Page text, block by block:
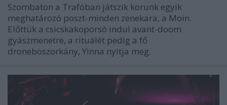
Szombaton a Trafóban játszik korunk egyik
meghatározó poszt-minden zenekara, a Moin.
Előttük a csicskakoporsó indul avant-doom
gyászmenetre, a rituálét pedig a fő
droneboszorkány, Yinna nyitja meg.